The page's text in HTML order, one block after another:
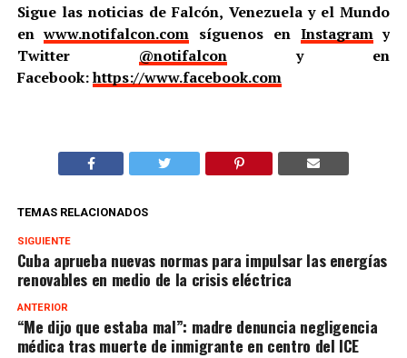
Sigue las noticias de Falcón, Venezuela y el Mundo
enwww.notifalcon.com síguenos en Instagramy
Twitter @notifalcony en
Facebook:https://www.facebook.com
TEMAS RELACIONADOS
SIGUIENTE
Cuba aprueba nuevas normas para impulsar las energías
renovables en medio de la crisis eléctrica
ANTERIOR
“Me dijo que estaba mal”: madre denuncia negligencia
médica tras muerte de inmigrante en centro del ICE